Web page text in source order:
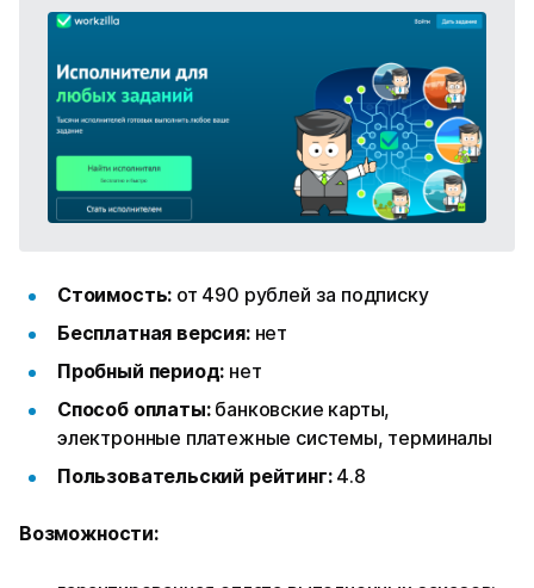
Стоимость: от 490 рублей за подписку
Бесплатная версия:нет
Пробный период: нет
Способ оплаты: банковские карты,
электронные платежные системы, терминалы
Пользовательский рейтинг:4.8
Возможности: